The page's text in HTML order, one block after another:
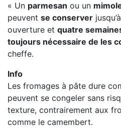
« Un parmesan ou un
peuvent se conserver jusqu’à
ouverture et quatre
toujours nécessaire de les
cheffe.
Info
Les fromages à pâte dure
peuvent se congeler sans
texture, contrairement aux
comme le camembert.